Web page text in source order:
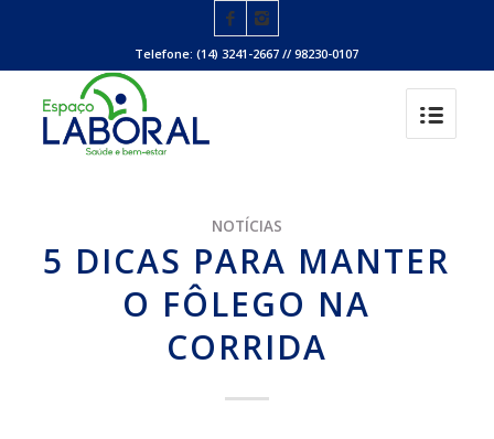
Telefone: (14) 3241-2667 // 98230-0107
NOTÍCIAS
5 DICAS PARA MANTER
O FÔLEGO NA
CORRIDA